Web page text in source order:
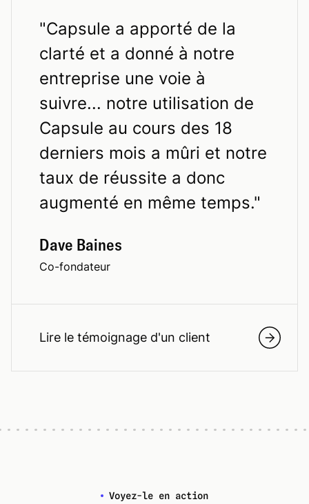
"Capsule a apporté de la
clarté et a donné à notre
entreprise une voie à
suivre... notre utilisation de
Capsule au cours des 18
derniers mois a mûri et notre
taux de réussite a donc
augmenté en même temps."
Dave Baines
Co-fondateur
Lire le témoignage d'un client
Voyez-le en action